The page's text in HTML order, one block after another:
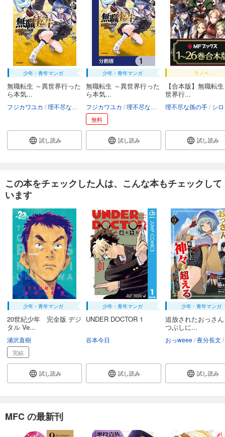
少年・青年マンガ
無職転生 ～異世界行った
ら本気...
フジカワユカ 理不尽な孫の手 シロタカ
試し読み
少年・青年マンガ
無職転生 ～異世界行った
ら本気...
フジカワユカ 理不尽な孫の手 シロタカ
無料
試し読み
ラノベ
【合本版】無職転
世界行...
理不尽な孫の手 シ
試し読み
この本をチェックした人は、こんな本もチェックして
います
少年・青年マンガ
20世紀少年 完全版 デジ
タル Ve...
浦沢直樹
完結
試し読み
少年・青年マンガ
UNDER DOCTOR 1
谷本今日
試し読み
少年・青年マンガ
追放されたおっさ
つぶしに...
おっweee 夜分長文
試し読み
MFC の最新刊